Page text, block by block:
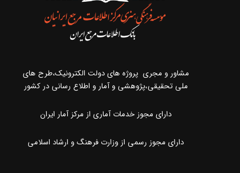
مشاور و مجری پروژه های دولت الکترونیک،طرح های
ملی تحقیقی،پژوهشی و آمار و اطلاع رسانی در کشور
دارای مجوز خدمات آماری از مرکز آمار ایران
دارای مجوز رسمی از وزارت فرهنگ و ارشاد اسلامی